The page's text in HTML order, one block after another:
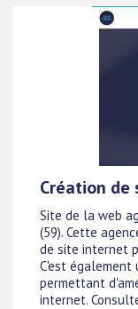
Création
Site de la web
(59). Cette
de site internet
C'est également
permettant
internet.